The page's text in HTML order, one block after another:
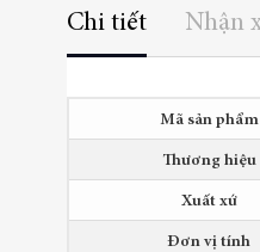
Chi tiết
Mã sản phẩm
Thương hiệu
Xuất xứ
Đơn vị tính
Nhận